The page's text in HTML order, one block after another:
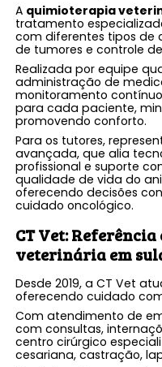
A quimioterapia
tratamento
com diferentes tipos de
de tumores e controle
Realizada por equipe
administração de
monitoramento
para cada paciente,
promovendo conforto.
Para os tutores,
avançada, que alia
profissional e suporte
qualidade de vida do
oferecendo decisões
cuidado oncológico.
CT Vet: Referência
veterinária em
Desde 2019, a CT Vet
oferecendo cuidado
Com atendimento de
com consultas,
centro cirúrgico
cesariana, castração,